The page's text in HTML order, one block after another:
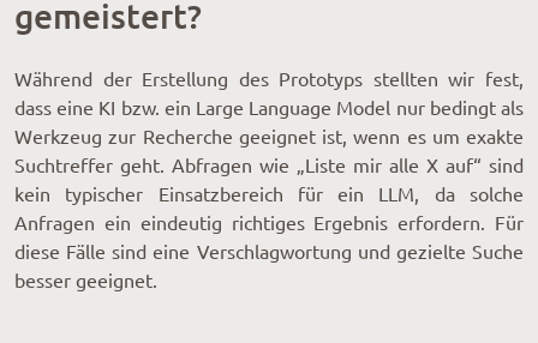
gemeistert?
Während der Erstellung des Prototyps stellten wir fest,
dass eine KI bzw. ein Large Language Model nur bedingt als
Werkzeug zur Recherche geeignet ist, wenn es um exakte
Suchtreffer geht. Abfragen wie „Liste mir alle X auf“ sind
kein typischer Einsatzbereich für ein LLM, da solche
Anfragen ein eindeutig richtiges Ergebnis erfordern. Für
diese Fälle sind eine Verschlagwortung und gezielte Suche
besser geeignet.